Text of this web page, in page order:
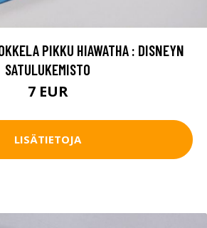
PIKKU HIAWATHA : DISNEYN
SATULUKEMISTO
7 EUR
LISÄTIETOJA